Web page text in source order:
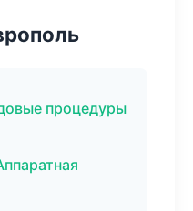
процедуры